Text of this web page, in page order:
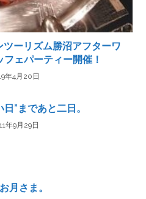
ーリズム勝沼アフターワ
ェパーティー開催！
年4月20日
”まであと二日。
年9月29日
月さま。